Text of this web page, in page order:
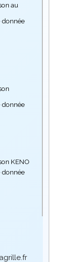
au
donnée
donnée
KENO
donnée